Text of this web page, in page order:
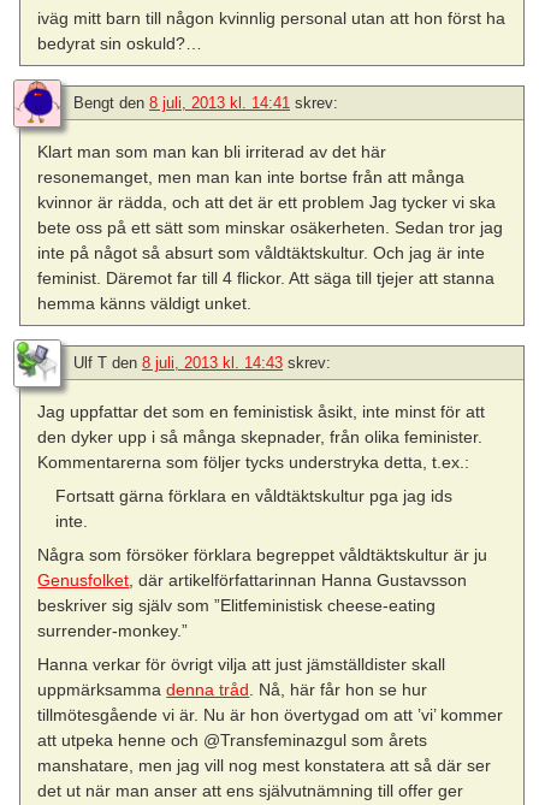
iväg mitt barn till någon kvinnlig personal utan att hon först ha
bedyrat sin oskuld?…
Bengt den 8 juli, 2013 kl. 14:41 skrev:
Klart man som man kan bli irriterad av det här
resonemanget, men man kan inte bortse från att många
kvinnor är rädda, och att det är ett problem Jag tycker vi ska
bete oss på ett sätt som minskar osäkerheten. Sedan tror jag
inte på något så absurt som våldtäktskultur. Och jag är inte
feminist. Däremot far till 4 flickor. Att säga till tjejer att stanna
hemma känns väldigt unket.
Ulf T den 8 juli, 2013 kl. 14:43 skrev:
Jag uppfattar det som en feministisk åsikt, inte minst för att
den dyker upp i så många skepnader, från olika feminister.
Kommentarerna som följer tycks understryka detta, t.ex.:
Fortsatt gärna förklara en våldtäktskultur pga jag ids
inte.
Några som försöker förklara begreppet våldtäktskultur är ju
Genusfolket , där artikelförfattarinnan Hanna Gustavsson
beskriver sig själv som ”Elitfeministisk cheese-eating
surrender-monkey.”
Hanna verkar för övrigt vilja att just jämställdister skall
uppmärksammadenna tråd. Nå, här får hon se hur
tillmötesgående vi är. Nu är hon övertygad om att ’vi’ kommer
att utpeka henne och @Transfeminazgul som årets
manshatare, men jag vill nog mest konstatera att så där ser
det ut när man anser att ens självutnämning till offer ger